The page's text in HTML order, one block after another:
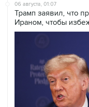
06 августа, 01:07
Трамп заявил, что
Ираном, чтобы